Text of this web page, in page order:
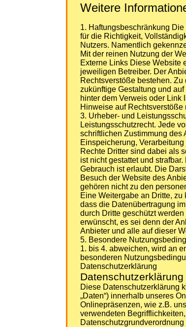
Weitere
1. Haftungsbeschränkung
für die Richtigkeit,
Nutzers. Namentlich
Mit der reinen Nutzung der
Externe Links Diese Website
jeweiligen Betreiber. Der
Rechtsverstöße bestehen.
zukünftige Gestaltung und
hinter dem Verweis oder
Hinweise auf
3. Urheber- und
Leistungsschutzrecht. Jede
schriftlichen Zustimmung des
Einspeicherung,
Rechte Dritter sind dabei als
ist nicht gestattet und
Gebrauch ist erlaubt. Die
Besuch der Website des
gehören nicht zu den
Eine Weitergabe an Dritte,
dass die Datenübertragung
durch Dritte geschützt
erwünscht, es sei denn der
Anbieter und alle auf dieser
5. Besondere
1. bis 4. abweichen, wird an
besonderen
Datenschutzerklärung
Datenschutzerklärung
Diese Datenschutzerklärung
„Daten“) innerhalb unseres
Onlinepräsenzen, wie z.B.
verwendeten
Datenschutzgrundverordnung